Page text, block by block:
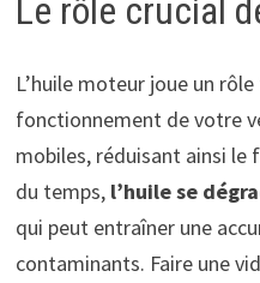
Le rôle crucial
L’huile moteur joue un
fonctionnement de votre
mobiles, réduisant ainsi
du temps, l’huile se
qui peut entraîner une
contaminants. Faire une